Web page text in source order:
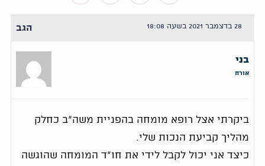
28 בדצמבר 2021 בשעה 18:08 הגב
בני
אורח
ביקרתי אצל רופא מומחה בהפניית משה"ב כחלק
מהליך קביעת הנכות שלי.
כיצד אני יכול לקבל לידי את חו"ד המומחה שהוגשה